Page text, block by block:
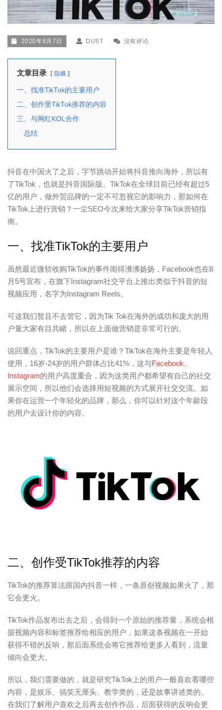
2020年8月7日 DUST 没有评论
文章目录 隐藏
一、找准TikTok的主要用户
二、创作受TikTok推荐的内容
三、与网红KOL合作
总结
抖音在中国火了之后，字节跳动开始将抖音推向海外，所以有
了TikTok，也就是抖音国际版。TikTok在全球目前已经有超过5
亿的用户，做外贸品牌的一定不可忽视它的影响力，那如何在
TikTok上进行营销？一尘SEO今次来给大家分享TikTok营销指
南。
一、找准TikTok的主要用户
虽然最近微软收购TikTok的事件闹得沸沸扬扬，Facebook也在8
月5号宣布，在旗下Instagram社交平台上推出类似于抖音的短
视频应用，名字为Instagram Reels。
可这我们暂且不去管它，因为Tik Tok在海外的成功和庞大的用
户量大家有目共睹，所以在上面做营销是非常可行的。
说回重点，TikTok的主要用户是谁？TikTok在海外主要是年轻人
使用，16岁-24岁的用户群体占比41%，这与Facebook
Instagram的用户高度重合，因为这类用户都希望有自己的社交
展示空间，所以他们会选择用短视频的方式展开社交交流。如
果你在运营一个年轻化的品牌，那么，你可以针对这个年龄段
的用户去设计你的内容。
二、创作受TikTok推荐的内容
TikTok的推荐算法跟国内抖音一样，一条原创视频如果火了，那
它会更火。
TikTok作品发布出去之后，会得到一个原始的推荐量，系统会根
据视频内容和标签推荐给相应的用户，如果这条视频在一开始
获得不错的反响，那后面系统会将它推荐给更多人看到，流量
倾向会更大。
所以，我们需要做的，就是研究TikTok上的用户一般喜欢看哪些
内容，是娱乐、搞笑无厘头、教学类的，还是故事讲述类的。
在我们了解用户喜欢之后再去创作作品，后面获得的反响会更